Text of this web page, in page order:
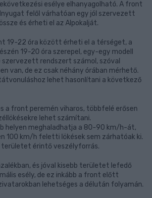
esélye elhanyagolható. A front
felől várhatóan egy jól szervezett
és érheti el az Alpokalját.
19-22 óra között érheti el a térséget, a
19-20 óra szerepel, egy-egy modell
szervezett rendszert számol, szóval
van, de ez csak néhány órában mérhető.
lehet hasonlítani a következő
a front peremén viharos, többfelé erősen
lehet számítani.
helyen meghaladhatja a 80-90 km/h-át,
100 km/h feletti lökések sem zárhatóak ki.
területet érintő veszélyforrás.
és jóval kisebb területet lefedő
esély, de ez inkább a front előtt
lehetséges a délután folyamán.